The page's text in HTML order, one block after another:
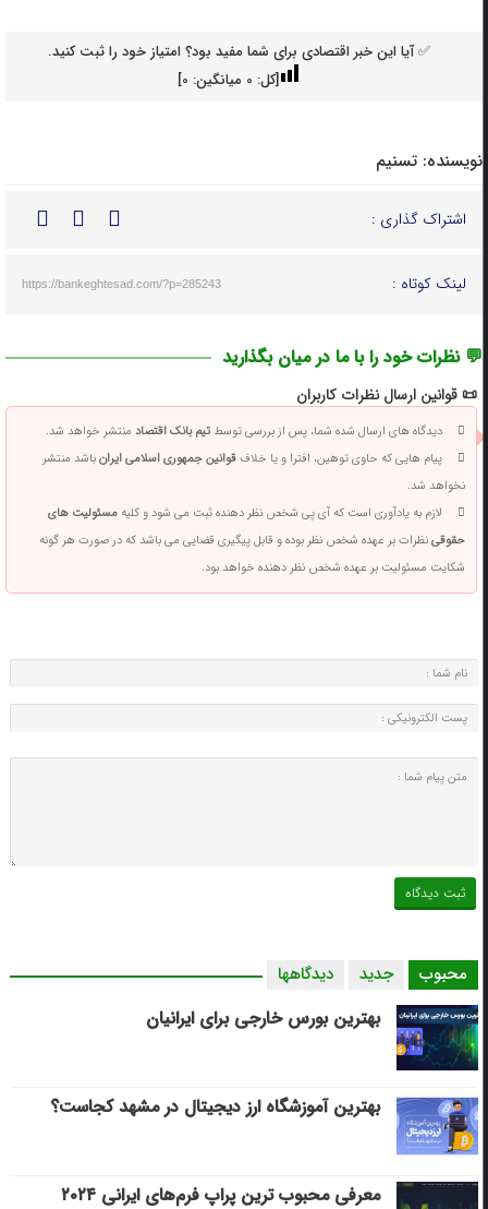
✅ آیا این خبر اقتصادی برای شما مفید بود؟ امتیاز خود را ثبت کنید.
[کل: 0میانگین: 0
]
نویسنده: تسنیم
اشتراک گذاری :
لینک کوتاه : https://bankeghtesad.com/?p=285243
💬 نظرات خود را با ما در میان بگذارید
📜 قوانین ارسال نظرات کاربران
دیدگاه های ارسال شده شما، پس از بررسی توسطتیم بانک اقتصادمنتشر خواهد شد.
پیام هایی که حاوی توهین، افترا و یا خلافقوانین جمهوری اسلامی ایرانباشد منتشر
نخواهد شد.
لازم به یادآوری است که آی پی شخص نظر دهنده ثبت می شود و کلیهمسئولیت های
حقوقینظرات بر عهده شخص نظر بوده و قابل پیگیری قضایی می باشد که در صورت هر گونه
شکایت مسئولیت بر عهده شخص نظر دهنده خواهد بود.
محبوب جدید دیدگاهها
بهترین بورس خارجی برای ایرانیان
بهترین آموزشگاه ارز دیجیتال در مشهد کجاست؟
معرفی محبوب ترین پراپ فرم‌های ایرانی ۲۰۲۴